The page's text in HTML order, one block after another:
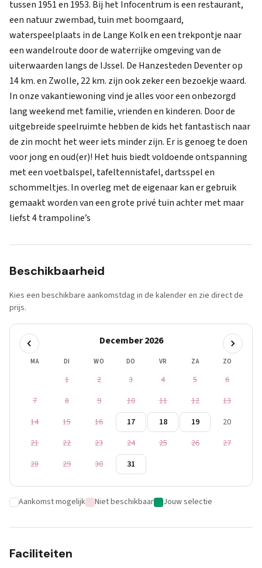
tussen 1951 en 1953. Bij het Infocentrum is een restaurant,
een natuur zwembad, tuin met boomgaard,
waterspeelplaats in de Lange Kolk en een trekpontje naar
een wandelroute door de waterrijke omgeving van de
uiterwaarden langs de IJssel. De Hanzesteden Deventer op
14 km. en Zwolle, 22 km. zijn ook zeker een bezoekje waard.
In onze vakantiewoning vind je alles voor een onbezorgd
lang weekend met familie, vrienden en kinderen. Door de
uitgebreide speelruimte hebben de kids het fantastisch naar
de zin mocht het weer iets minder zijn. Er is genoeg te doen
voor jong en oud(er)! Het huis biedt voldoende ontspanning
met een voetbalspel, tafeltennistafel, dartsspel en
schommeltjes. In overleg met de eigenaar kan er gebruik
gemaakt worden van een grote privé tuin achter met maar
liefst 4 trampoline’s
Beschikbaarheid
Kies een beschikbare aankomstdag in de kalender en zie direct de
prijs.
December 2026
MA DI WO DO VR ZA ZO
1 2 3 4 5
6
7
8 9 10 11 12
13
14
15 16 17 18 19
20
21
22 23 24 25 26
27
28
29 30 31
Aankomst mogelijk Niet beschikbaar Jouw selectie
Faciliteiten